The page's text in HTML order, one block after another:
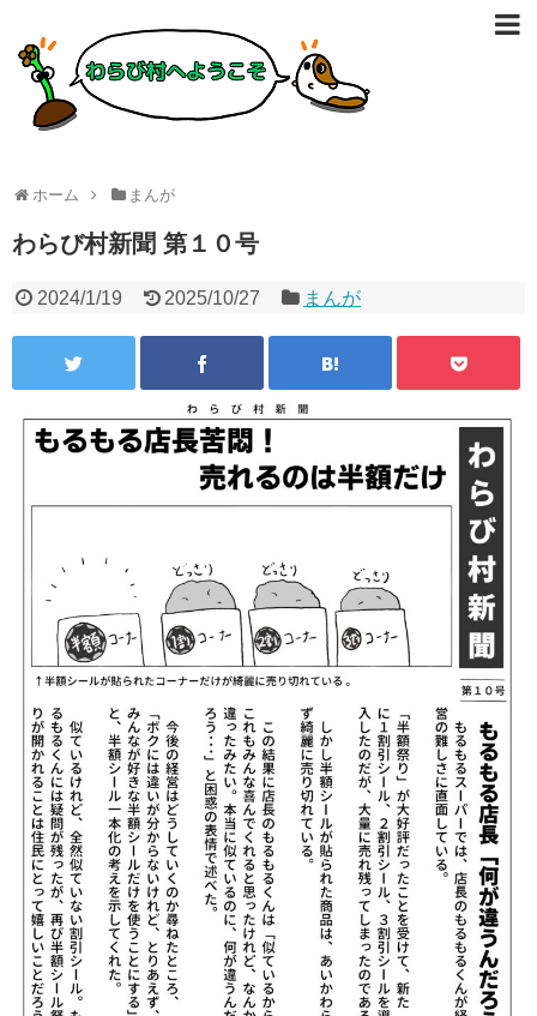
ホーム まんが
わらび村新聞 第１０号
2024/1/19 2025/10/27 まんが